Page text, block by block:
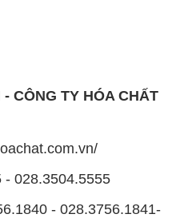
CÔNG TY HÓA CHẤT
- 028.3504.5555
- 028.3756.1841-